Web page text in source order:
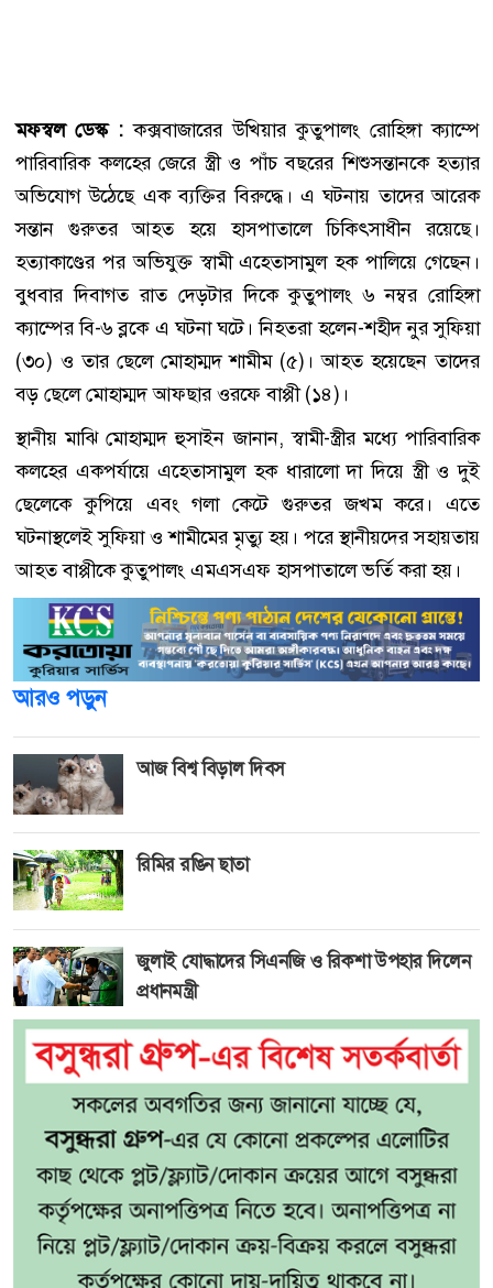
মফস্বল ডেস্ক :কক্সবাজারের উখিয়ার কুতুপালং রোহিঙ্গা ক্যাম্পে
পারিবারিক কলহের জেরে স্ত্রী ও পাঁচ বছরের শিশুসন্তানকে হত্যার
অভিযোগ উঠেছে এক ব্যক্তির বিরুদ্ধে। এ ঘটনায় তাদের আরেক
সন্তান গুরুতর আহত হয়ে হাসপাতালে চিকিৎসাধীন রয়েছে।
হত্যাকাণ্ডের পর অভিযুক্ত স্বামী এহেতাসামুল হক পালিয়ে গেছেন।
বুধবার দিবাগত রাত দেড়টার দিকে কুতুপালং ৬ নম্বর রোহিঙ্গা
ক্যাম্পের বি-৬ ব্লকে এ ঘটনা ঘটে। নিহতরা হলেন-শহীদ নুর সুফিয়া
(৩০) ও তার ছেলে মোহাম্মদ শামীম (৫)। আহত হয়েছেন তাদের
বড় ছেলে মোহাম্মদ আফছার ওরফে বাপ্পী (১৪)।
স্থানীয় মাঝি মোহাম্মদ হুসাইন জানান, স্বামী-স্ত্রীর মধ্যে পারিবারিক
কলহের একপর্যায়ে এহেতাসামুল হক ধারালো দা দিয়ে স্ত্রী ও দুই
ছেলেকে কুপিয়ে এবং গলা কেটে গুরুতর জখম করে। এতে
ঘটনাস্থলেই সুফিয়া ও শামীমের মৃত্যু হয়। পরে স্থানীয়দের সহায়তায়
আহত বাপ্পীকে কুতুপালং এমএসএফ হাসপাতালে ভর্তি করা হয়।
আরও পড়ুন
আজ বিশ্ব বিড়াল দিবস
রিমির রঙিন ছাতা
জুলাই যোদ্ধাদের সিএনজি ও রিকশা উপহার দিলেন
প্রধানমন্ত্রী